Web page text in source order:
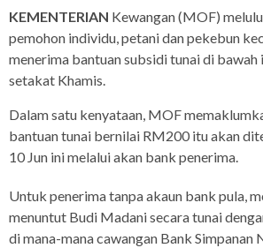
KEMENTERIAN Kewangan (MOF)
pemohon individu, petani dan pekebun
menerima bantuan subsidi tunai di
setakat Khamis.
Dalam satu kenyataan, MOF
bantuan tunai bernilai RM200 itu akan
10 Jun ini melalui akan bank penerima.
Untuk penerima tanpa akaun bank pula,
menuntut Budi Madani secara tunai
di mana-mana cawangan Bank Simpanan